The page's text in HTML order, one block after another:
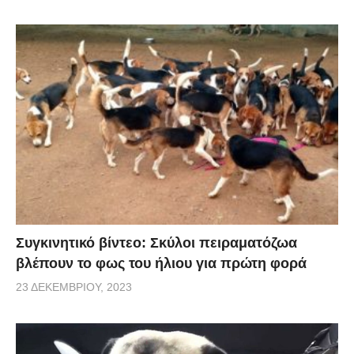
Συγκινητικό βίντεο: Σκύλοι πειραματόζωα
βλέπουν το φως του ήλιου για πρώτη φορά
23 ΔΕΚΕΜΒΡΊΟΥ, 2023